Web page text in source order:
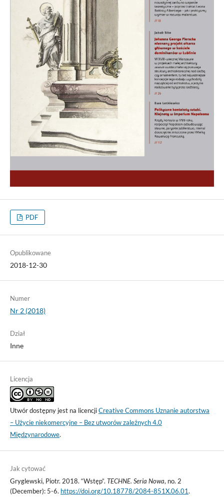
PDF
Opublikowane
2018-12-30
Numer
Nr 2 (2018)
Dział
Inne
Licencja
Utwór dostępny jest na licencjiCreative Commons Uznanie autorstwa
– Użycie niekomercyjne – Bez utworów zależnych 4.0
Międzynarodowe.
Jak cytować
Gryglewski, Piotr. 2018. “Wstęp”. TECHNE. Seria Nowa, no. 2
(December): 5-6. https://doi.org/10.18778/2084-851X.06.01.